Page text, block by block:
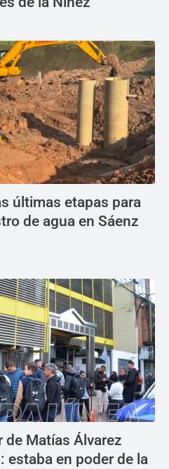
últimas etapas para
de agua en Sáenz
de Matías Álvarez
estaba en poder de la